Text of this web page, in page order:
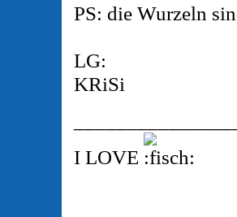
PS: die Wurzeln
LG:
KRiSi
I LOVE